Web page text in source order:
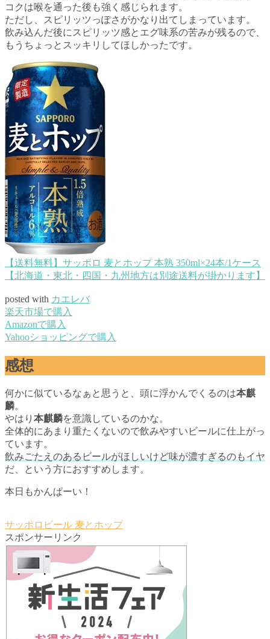
コクは喉を通った後も強く感じられます。
ただし、スピリッツっぽさがかなり出てしまっています。
飲み込んだ後にスピリッツ感とエグ味系の苦みが残るので、
もうちょっとスッキリしてほしかったです。
【送料無料】サッポロ 麦とホップ 本熟 350ml×24本/1ケース
【北海道・東北・四国・九州地方は別途送料が掛かります】
posted with カエレバ
楽天市場で購入
Amazonで購入
Yahooショッピングで購入
感想
何かに似ているなぁと思うと、頭に浮かんでくるのは本麒
麟。
やはり 本麒麟を意識しているのかな。
全体的にあまり重たくないので飲みやすいビールに仕上がっ
ています。
飲みごたえのあるビールがほしいけど味が濃すぎるのもイヤ
だ、という方におすすめします。
本日もかんぱーい！
サッポロビール 麦とホップ
スポンサーリンク